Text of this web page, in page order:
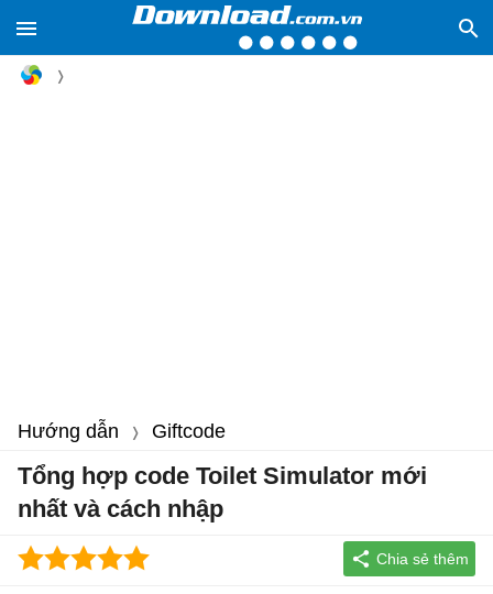
Hướng dẫn Giftcode
Tổng hợp code Toilet Simulator mới
nhất và cách nhập